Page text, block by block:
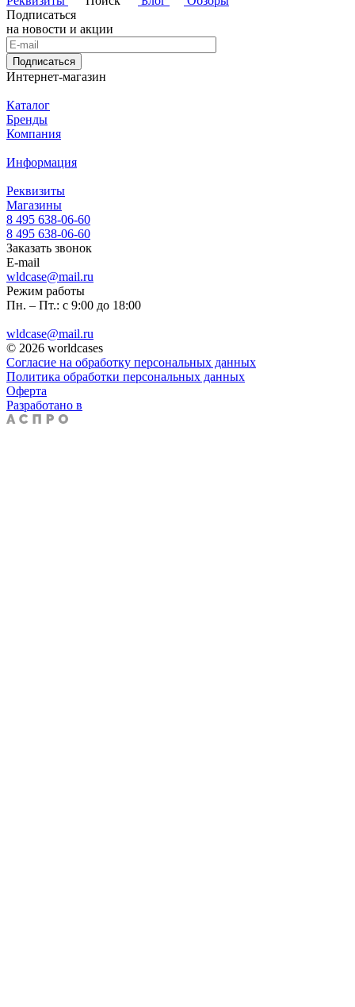
Подписаться
на новости и акции
Подписаться
Интернет-магазин
Каталог
Бренды
Компания
Информация
Реквизиты
Магазины
8 495 638-06-60
8 495 638-06-60
Заказать звонок
E-mail
wldcase@mail.ru
Режим работы
Пн. – Пт.: с 9:00 до 18:00
wldcase@mail.ru
© 2026 worldcases
Согласие на обработку персональных данных
Политика обработки персональных данных
Оферта
Разработано в